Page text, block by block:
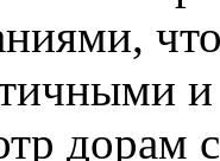
и
дорам